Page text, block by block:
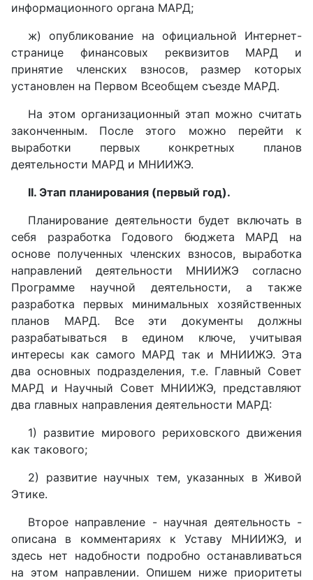
информационного органа МАРД;
ж) опубликование на официальной Интернет-
странице финансовых реквизитов МАРД и
принятие членских взносов, размер которых
установлен на Первом Всеобщем съезде МАРД.
На этом организационный этап можно считать
законченным. После этого можно перейти к
выработки первых конкретных планов
деятельности МАРД и МНИИЖЭ.
II. Этап планирования (первый год).
Планирование деятельности будет включать в
себя разработка Годового бюджета МАРД на
основе полученных членских взносов, выработка
направлений деятельности МНИИЖЭ согласно
Программе научной деятельности, а также
разработка первых минимальных хозяйственных
планов МАРД. Все эти документы должны
разрабатываться в едином ключе, учитывая
интересы как самого МАРД так и МНИИЖЭ. Эта
два основных подразделения, т.е. Главный Совет
МАРД и Научный Совет МНИИЖЭ, представляют
два главных направления деятельности МАРД:
1) развитие мирового рериховского движения
как такового;
2) развитие научных тем, указанных в Живой
Этике.
Второе направление - научная деятельность -
описана в комментариях к Уставу МНИИЖЭ, и
здесь нет надобности подробно останавливаться
на этом направлении. Опишем ниже приоритеты